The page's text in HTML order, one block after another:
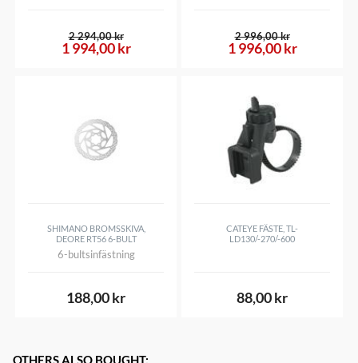
1 994,00 kr
2 294,00 kr
1 996,00 kr
2 996,00 kr
SHIMANO BROMSSKIVA,
DEORE RT56 6-BULT
6-bultsinfästning
188,00 kr
CATEYE FÄSTE, TL-
LD130/-270/-600
88,00 kr
OTHERS ALSO BOUGHT: